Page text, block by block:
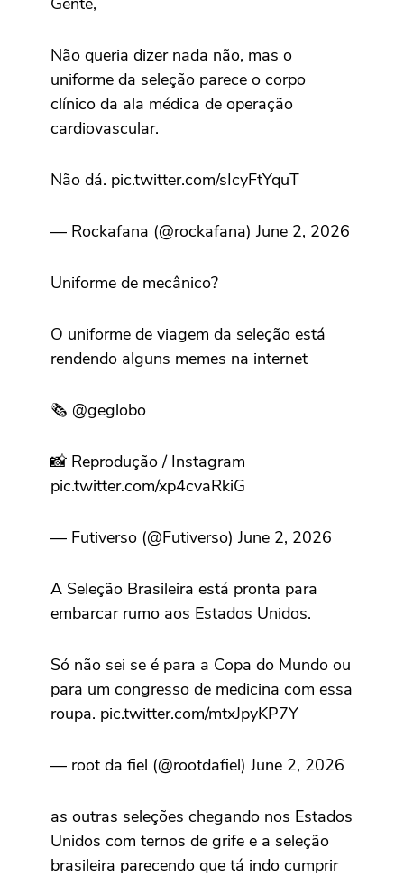
Não queria dizer nada não, mas o
uniforme da seleção parece o corpo
clínico da ala médica de operação
cardiovascular.
Não dá. pic.twitter.com/sIcyFtYquT
— Rockafana (@rockafana) June 2, 2026
Uniforme de mecânico?
O uniforme de viagem da seleção está
rendendo alguns memes na internet
🗞️ @geglobo
📸 Reprodução / Instagram
pic.twitter.com/xp4cvaRkiG
— Futiverso (@Futiverso) June 2, 2026
A Seleção Brasileira está pronta para
embarcar rumo aos Estados Unidos.
Só não sei se é para a Copa do Mundo ou
para um congresso de medicina com essa
roupa. pic.twitter.com/mtxJpyKP7Y
— root da fiel (@rootdafiel) June 2, 2026
as outras seleções chegando nos Estados
Unidos com ternos de grife e a seleção
brasileira parecendo que tá indo cumprir